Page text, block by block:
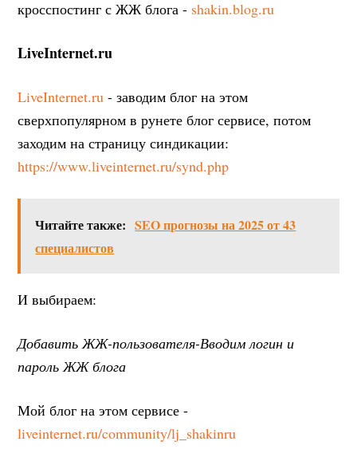
кросспостинг с ЖЖ блога - shakin.blog.ru
LiveInternet.ru
LiveInternet.ru - заводим блог на этом
сверхпопулярном в рунете блог сервисе, потом
заходим на страницу синдикации:
https://www.liveinternet.ru/synd.php
Читайте также: SEO прогнозы на 2025 от 43
специалистов
И выбираем:
Добавить ЖЖ-пользователя-Вводим логин и
пароль ЖЖ блога
Мой блог на этом сервисе -
liveinternet.ru/community/lj_shakinru